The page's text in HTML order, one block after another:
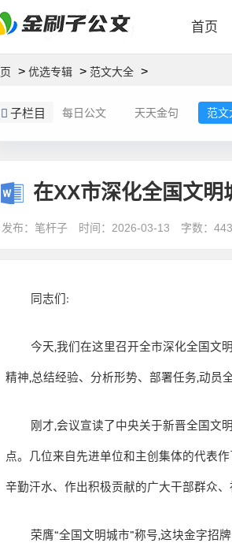
首页
> 优选专辑 > 范文大全 >
子栏目 每日公文 天天金句 范文
在XX市深化全国文明
发布：笔杆子 时间：2026-03-13 字数：
同志们 :
今天,我们在这里召开全市深化全国文
精神,总结经验、分析形势、部署任务,动员
刚才,会议宣读了中央关于新晋全国文
点。几位来自先进单位和主创集体的代表
辛勤汗水、作出积极贡献的广大干部群众
荣膺“全国文明城市”称号,这块金字招